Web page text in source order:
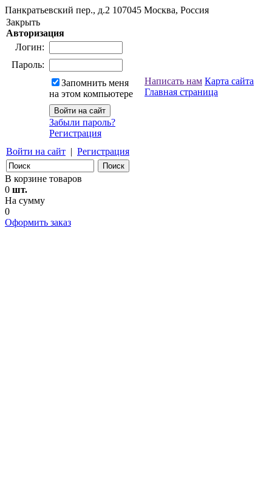
Панкратьевский пер., д.2 107045 Москва, Россия
Закрыть
Авторизация
Логин:
Пароль:
Запомнить меня
на этом компьютере
Забыли пароль?
Регистрация
Войти на сайт | Регистрация
Написать нам Карта сайта
Главная страница
В корзине товаров
0 шт.
На сумму
0
Оформить заказ